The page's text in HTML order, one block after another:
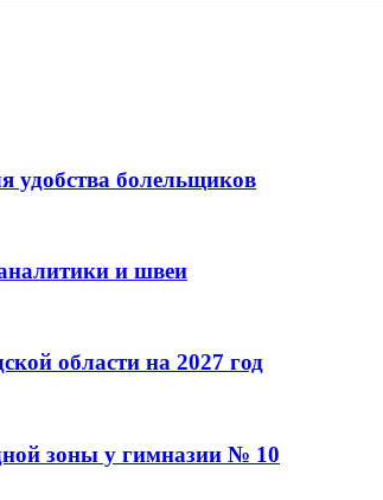
удобства болельщиков
и швеи
области на 2027 год
зоны у гимназии № 10